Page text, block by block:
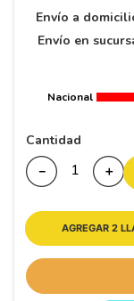
Envío a
Envío en
Nacional
Cantidad
＋
－
AGREGAR 2